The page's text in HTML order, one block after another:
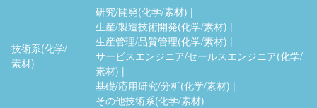
技術系(化学/
素材)
研究/開発(化学/素材)
生産/製造技術開発(化学/素材)
生産管理/品質管理(化学/素材)
サービスエンジニア/セールスエンジニア(化学/
素材)
基礎/応用研究/分析(化学/素材)
その他技術系(化学/素材)